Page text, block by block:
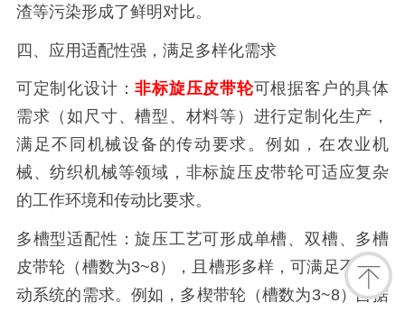
渣等污染形成了鲜明对比。
四、应用适配性强，满足多样化需求
可定制化设计：非标旋压皮带轮可根据客户的具体
需求（如尺寸、槽型、材料等）进行定制化生产，
满足不同机械设备的传动要求。例如，在农业机
械、纺织机械等领域，非标旋压皮带轮可适应复杂
的工作环境和传动比要求。
多槽型适配性：旋压工艺可形成单槽、双槽、多槽
皮带轮（槽数为3~8），且槽形多样，可满足不同传
动系统的需求。例如，多楔带轮（槽数为3~8）占据